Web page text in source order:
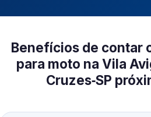
Benefícios de contar
para moto na Vila
Cruzes‑SP